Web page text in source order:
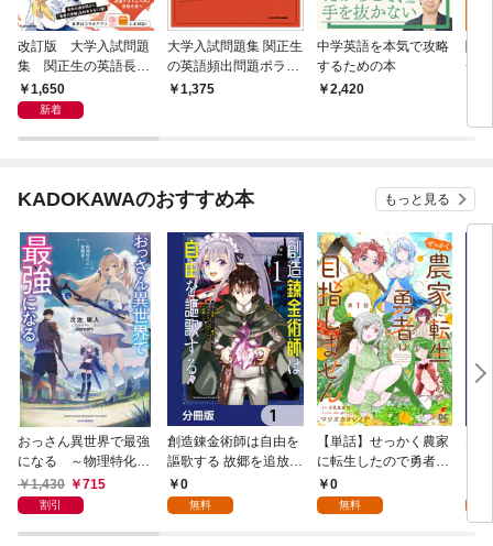
改訂版 大学入試問題
集 関正生の英語長文
ポラリス［１ 標準レ
ベル］
1,650
新着
大学入試問題集 関正生
の英語頻出問題ポラリ
ス［１ 標準レベル］
1,375
中学英語を本気で攻略
するための本
2,420
関
一
KADOKAWAのおすすめ本 もっと見る
おっさん異世界で最強
になる ～物理特化の
覚醒者～
1,430 715
割引
創造錬金術師は自由を
謳歌する 故郷を追放さ
れたら、魔王のお膝元
で超絶効果のマジック
0
無料
【単話】せっかく農家
に転生したので勇者は
目指しません【第1
話】
0
無料